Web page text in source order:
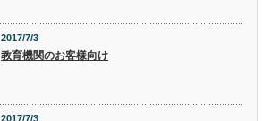
2017/7/3
教育機関のお客様向け
2017/7/3